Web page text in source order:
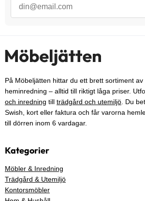
På Möbeljätten hittar du ett brett sortiment av
heminredning – alltid till riktigt låga priser.
och inredning till trädgård och utemiljö . Du
Swish, kort eller faktura och får varorna
till dörren inom 6 vardagar.
Kategorier
Möbler & Inredning
Trädgård & Utemiljö
Kontorsmöbler